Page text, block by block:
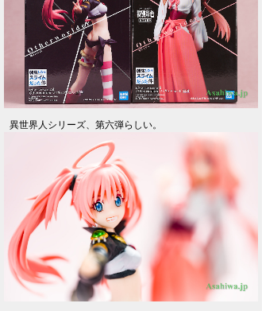
異世界人シリーズ、第六弾らしい。